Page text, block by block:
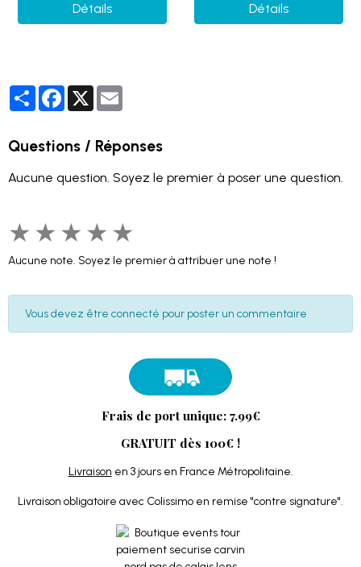
Détails Détails
PartagerFacebook
X
Questions / Réponses
Aucune question. Soyez le premier à poser une question.
★ ★ ★ ★ ★
Aucune note. Soyez le premier à attribuer une note !
Vous devez être connecté pour poster un commentaire
Frais de port unique: 7.99€
GRATUIT dès 100€ !
Livraison en 3 jours en France Métropolitaine.
Livraison obligatoire avec Colissimo en remise "contre signature".